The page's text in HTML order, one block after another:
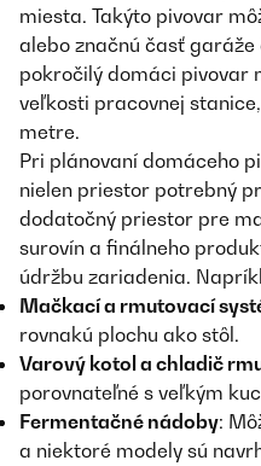
miesta. Takýto pivovar
alebo značnú časť
pokročilý domáci pivovar
veľkosti pracovnej
metre.
Pri plánovaní domáceho
nielen priestor potrebný
dodatočný priestor pre
surovín a finálneho
údržbu zariadenia.
Mačkací a rmutovací
rovnakú plochu ako stôl.
Varový kotol a chladič
porovnateľné s veľkým
Fermentačné nádoby:
a niektoré modely sú